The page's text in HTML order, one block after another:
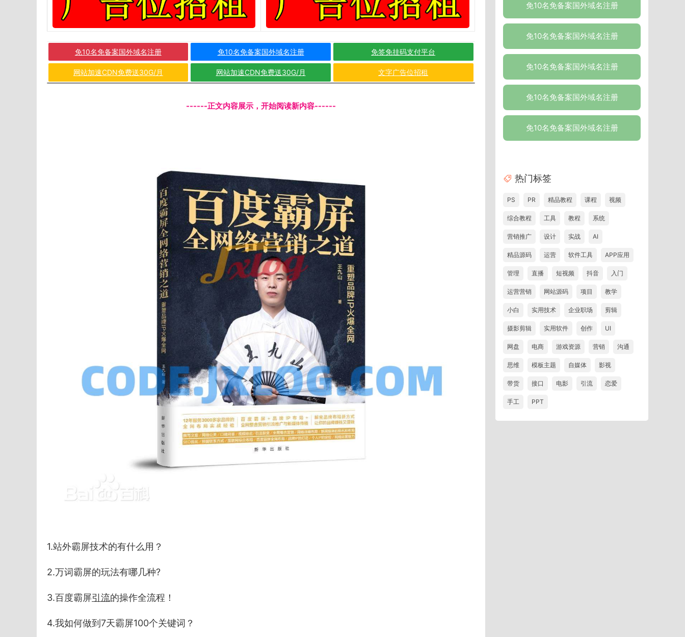
免10名免备案国外域名注册 免10名免备案国外域名注册 免签免挂码支付平台
网站加速CDN免费送30G/月 网站加速CDN免费送30G/月 文字广告位招租
------正文内容展示，开始阅读新内容------
1.站外霸屏技术的有什么用？
2.万词霸屏的玩法有哪几种?
3.百度霸屏引流的操作全流程！
4.我如何做到7天霸屏100个关键词？
免10名免备案国外域名注册
免10名免备案国外域名注册
免10名免备案国外域名注册
免10名免备案国外域名注册
免10名免备案国外域名注册
热门标签
PS PR 精品教程 课程 视频
综合教程 工具 教程 系统
营销推广 设计 实战 AI
精品源码 运营 软件工具 APP应用
管理 直播 短视频 抖音 入门
运营营销 网站源码 项目 教学
小白 实用技术 企业职场 剪辑
摄影剪辑 实用软件 创作 UI
网盘 电商 游戏资源 营销 沟通
思维 模板主题 自媒体 影视
带货 接口 电影 引流 恋爱
手工 PPT